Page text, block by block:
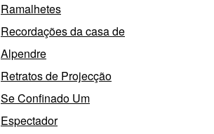
Ramalhetes
Recordações da casa de
Alpendre
Retratos de Projecção
Se Confinado Um
Espectador